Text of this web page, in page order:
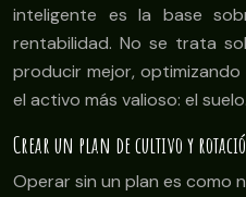
inteligente es la base
rentabilidad. No se trata
producir mejor,
el activo más valioso: el suelo.
Crear un plan de cultivo y
Operar sin un plan es como